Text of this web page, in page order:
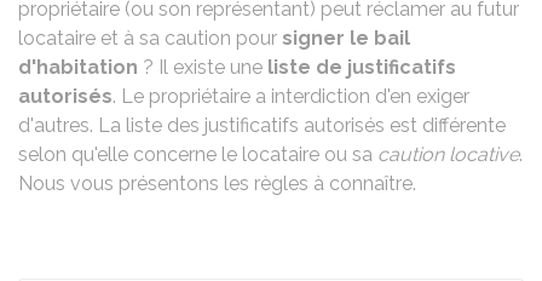
propriétaire (ou son représentant) peut réclamer au futur
locataire et à sa caution pour signer le bail
d'habitation ? Il existe une liste de justificatifs
autorisés. Le propriétaire a interdiction d'en exiger
d'autres. La liste des justificatifs autorisés est différente
selon qu'elle concerne le locataire ou sa caution locative.
Nous vous présentons les règles à connaître.